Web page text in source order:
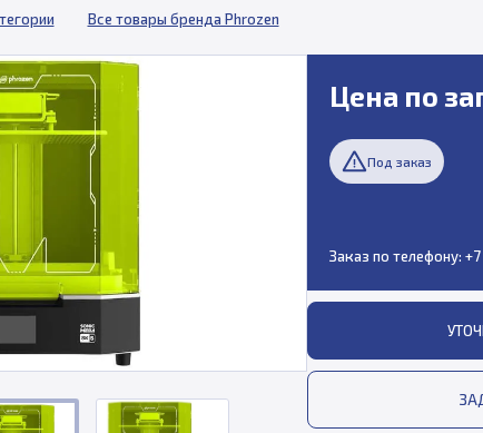
Все товары бренда Phrozen
Цена по
Под заказ
Заказ по телефону: